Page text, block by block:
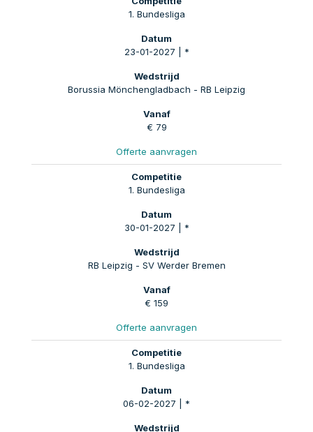
1. Bundesliga
23-01-2027 | *
Borussia Mönchengladbach - RB Leipzig
€ 79
Offerte aanvragen
1. Bundesliga
30-01-2027 | *
RB Leipzig - SV Werder Bremen
€ 159
Offerte aanvragen
1. Bundesliga
06-02-2027 | *